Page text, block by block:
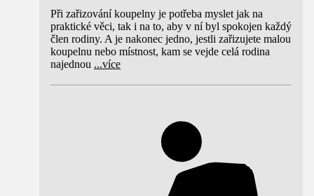
Při zařizování koupelny je potřeba myslet jak na
praktické věci, tak i na to, aby v ní byl spokojen každý
člen rodiny. A je nakonec jedno, jestli zařizujete malou
koupelnu nebo místnost, kam se vejde celá rodina
najednou ...více